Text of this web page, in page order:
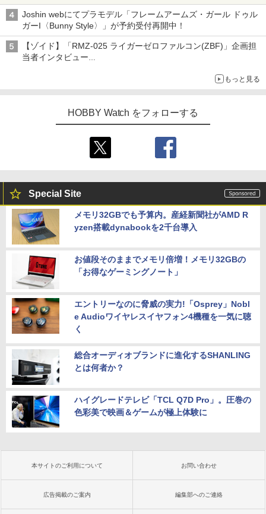
Joshin webにてプラモデル「フレームアームズ・ガール ドゥル
ガーI〈Bunny Style〉」が予約受付再開中！
【ゾイド】「RMZ-025 ライガーゼロファルコン(ZBF)」企画担
当者インタビュー
もっと見る
HOBBY Watch をフォローする
Special Site
メモリ32GBでも予算内。産経新聞社がAMD R
yzen搭載dynabookを2千台導入
お値段そのままでメモリ倍増！メモリ32GBの
「お得なゲーミングノート」
エントリーなのに脅威の実力!「Osprey」Nobl
e Audioワイヤレスイヤフォン4機種を一気に聴
く
総合オーディオブランドに進化するSHANLING
とは何者か？
ハイグレードテレビ「TCL Q7D Pro」。圧巻の
色彩美で映画＆ゲームが極上体験に
本サイトのご利用について お問い合わせ
広告掲載のご案内 編集部へのご連絡